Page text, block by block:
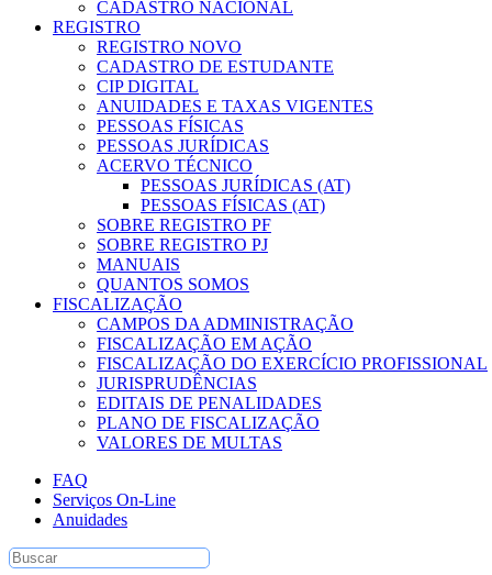
CADASTRO NACIONAL
REGISTRO
REGISTRO NOVO
CADASTRO DE ESTUDANTE
CIP DIGITAL
ANUIDADES E TAXAS VIGENTES
PESSOAS FÍSICAS
PESSOAS JURÍDICAS
ACERVO TÉCNICO
PESSOAS JURÍDICAS (AT)
PESSOAS FÍSICAS (AT)
SOBRE REGISTRO PF
SOBRE REGISTRO PJ
MANUAIS
QUANTOS SOMOS
FISCALIZAÇÃO
CAMPOS DA ADMINISTRAÇÃO
FISCALIZAÇÃO EM AÇÃO
FISCALIZAÇÃO DO EXERCÍCIO PROFISSIONAL
JURISPRUDÊNCIAS
EDITAIS DE PENALIDADES
PLANO DE FISCALIZAÇÃO
VALORES DE MULTAS
FAQ
Serviços On-Line
Anuidades